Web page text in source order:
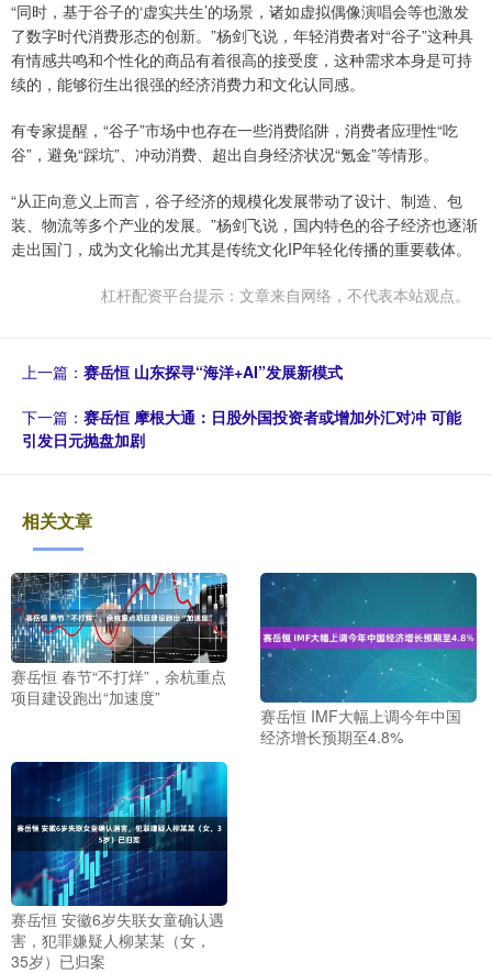
“同时，基于谷子的‘虚实共生’的场景，诸如虚拟偶像演唱会等也激发
了数字时代消费形态的创新。”杨剑飞说，年轻消费者对“谷子”这种具
有情感共鸣和个性化的商品有着很高的接受度，这种需求本身是可持
续的，能够衍生出很强的经济消费力和文化认同感。
有专家提醒，“谷子”市场中也存在一些消费陷阱，消费者应理性“吃
谷”，避免“踩坑”、冲动消费、超出自身经济状况“氪金”等情形。
“从正向意义上而言，谷子经济的规模化发展带动了设计、制造、包
装、物流等多个产业的发展。”杨剑飞说，国内特色的谷子经济也逐渐
走出国门，成为文化输出尤其是传统文化IP年轻化传播的重要载体。
杠杆配资平台提示：文章来自网络，不代表本站观点。
上一篇： 赛岳恒 山东探寻“海洋+AI”发展新模式
下一篇： 赛岳恒 摩根大通：日股外国投资者或增加外汇对冲 可能
引发日元抛盘加剧
相关文章
赛岳恒 春节“不打烊”，余杭重点
项目建设跑出“加速度”
赛岳恒 IMF大幅上调今年中国
经济增长预期至4.8%
赛岳恒 安徽6岁失联女童确认遇
害，犯罪嫌疑人柳某某（女，
35岁）已归案